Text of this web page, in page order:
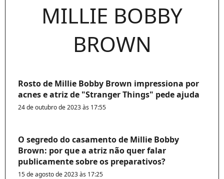
MILLIE BOBBY
BROWN
Rosto de Millie Bobby Brown impressiona por
acnes e atriz de "Stranger Things" pede ajuda
24 de outubro de 2023 às 17:55
O segredo do casamento de Millie Bobby
Brown: por que a atriz não quer falar
publicamente sobre os preparativos?
15 de agosto de 2023 às 17:25